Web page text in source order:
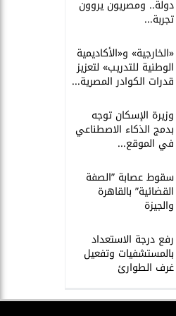
دولة.. ومصريون يروون
تجربة...
​«الخارجية» و«الأكاديمية
الوطنية للتدريب» لتعزيز
قدرات الكوادر المصرية...
​وزيرة الإسكان توجه
بدمج الذكاء الاصطناعي
في الموقع...
سقوط عصابة ”الصفة
القضائية” بالقاهرة
والجيزة
​رفع درجة الاستعداد
بالمستشفيات وتفعيل
غرف الطوارئ